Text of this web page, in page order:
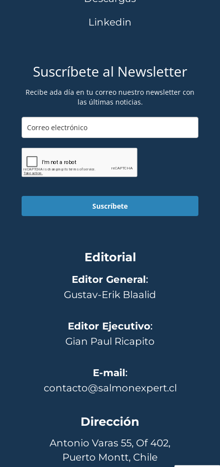
Linkedin
Suscríbete al Newsletter
Recibe ada día en tu correo nuestro newsletter con
las últimas noticias.
Suscríbete
Editorial
Editor General:
Gustav-Erik Blaalid
Editor Ejecutivo:
Gian Paul Ricapito
E-mail:
contacto@salmonexpert.cl
Dirección
Antonio Varas 55, Of 402,
Puerto Montt, Chile